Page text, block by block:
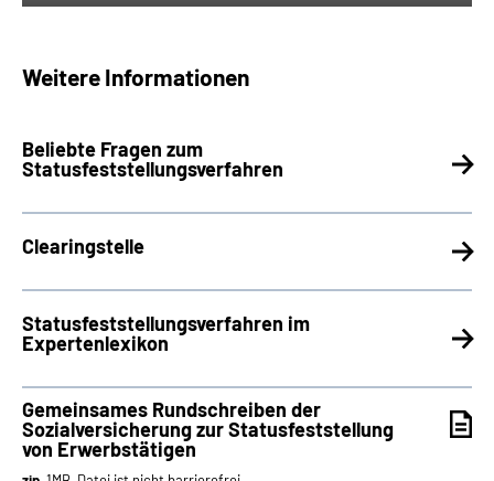
Weitere Informationen
Beliebte Fragen zum
Statusfeststellungsverfahren
Clearingstelle
Statusfeststellungsverfahren im
Expertenlexikon
Gemeinsames Rundschreiben der
Sozialversicherung zur Statusfeststellung
von Erwerbstätigen